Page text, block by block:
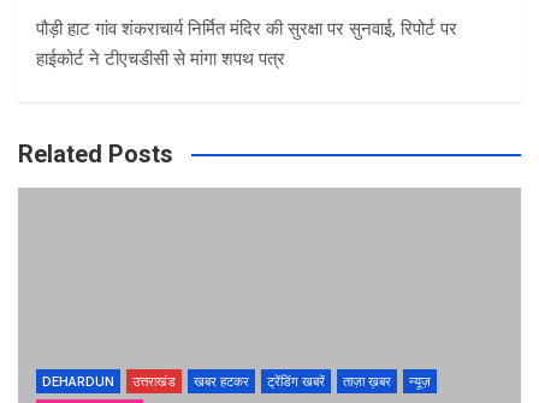
पौड़ी हाट गांव शंकराचार्य निर्मित मंदिर की सुरक्षा पर सुनवाई, रिपोर्ट पर
हाईकोर्ट ने टीएचडीसी से मांगा शपथ पत्र
Related Posts
DEHARDUN उत्तराखंड खबर हटकर ट्रेंडिंग खबरें ताज़ा ख़बर
न्यूज़